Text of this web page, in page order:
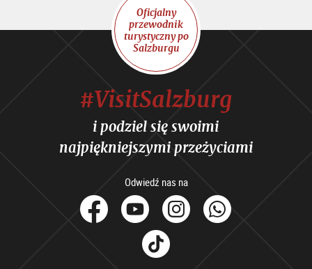
Oficjalny
przewodnik
turystyczny po
Salzburgu
#VisitSalzburg
i podziel się swoimi
najpiękniejszymi przeżyciami
Odwiedź nas na
facebook
YoutubeInstagram
Tik